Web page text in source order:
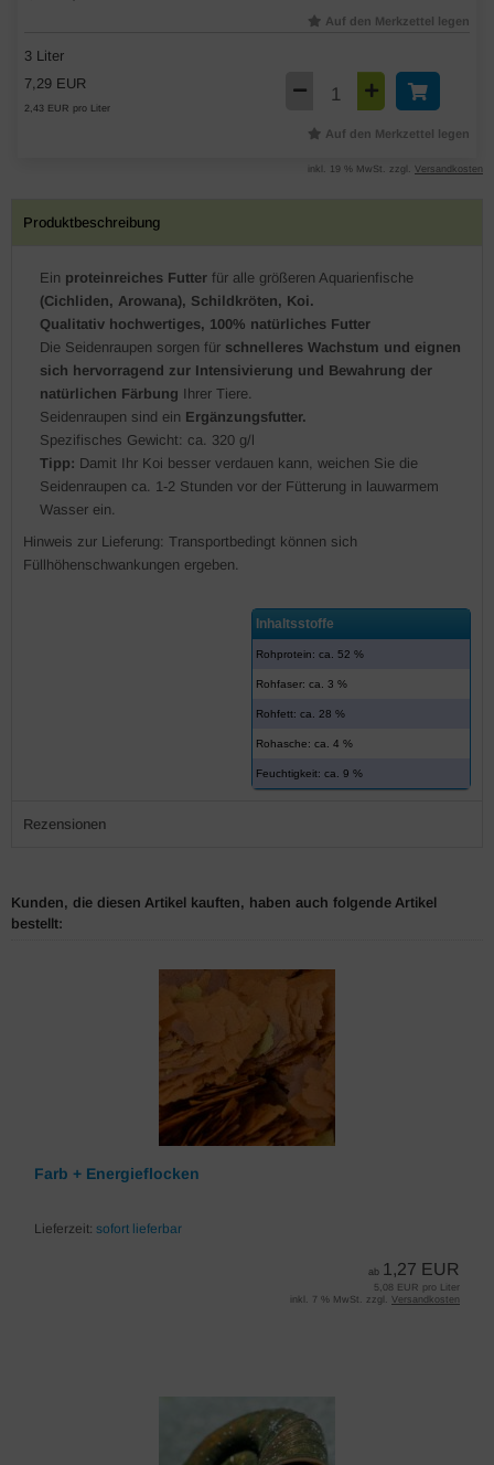
Auf den Merkzettel legen
3 Liter
7,29 EUR
2,43 EUR pro Liter
Auf den Merkzettel legen
inkl. 19 % MwSt. zzgl. Versandkosten
Produktbeschreibung
Ein proteinreiches Futter für alle größeren Aquarienfische
(Cichliden, Arowana), Schildkröten, Koi.
Qualitativ hochwertiges, 100% natürliches Futter
Die Seidenraupen sorgen für schnelleres Wachstum und eignen
sich hervorragend zur Intensivierung und Bewahrung der
natürlichen Färbung Ihrer Tiere.
Seidenraupen sind ein Ergänzungsfutter.
Spezifisches Gewicht: ca. 320 g/l
Tipp: Damit Ihr Koi besser verdauen kann, weichen Sie die
Seidenraupen ca. 1-2 Stunden vor der Fütterung in lauwarmem
Wasser ein.
Hinweis zur Lieferung: Transportbedingt können sich
Füllhöhenschwankungen ergeben.
Inhaltsstoffe
Rohprotein: ca. 52 %
Rohfaser: ca. 3 %
Rohfett: ca. 28 %
Rohasche: ca. 4 %
Feuchtigkeit: ca. 9 %
Rezensionen
Kunden, die diesen Artikel kauften, haben auch folgende Artikel
bestellt:
Farb + Energieflocken
Lieferzeit: sofort lieferbar
ab 1,27 EUR
5,08 EUR pro Liter
inkl. 7 % MwSt. zzgl. Versandkosten